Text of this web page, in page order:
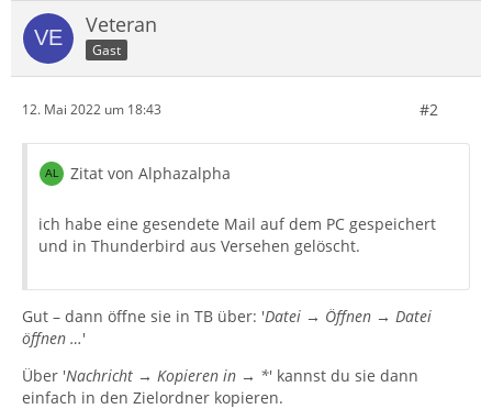
Veteran
Gast
12. Mai 2022 um 18:43 #2
Zitat von Alphazalpha
ich habe eine gesendete Mail auf dem PC gespeichert
und in Thunderbird aus Versehen gelöscht.
Gut – dann öffne sie in TB über: 'Datei → Öffnen → Datei
öffnen …'
Über 'Nachricht → Kopieren in → *' kannst du sie dann
einfach in den Zielordner kopieren.